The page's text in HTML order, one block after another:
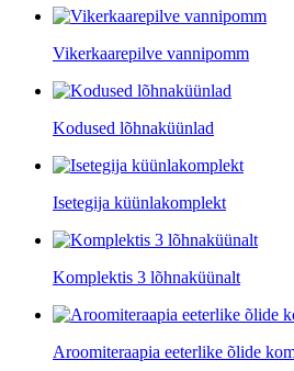
Vikerkaarepilve vannipomm
Kodused lõhnaküünlad
Isetegija küünlakomplekt
Komplektis 3 lõhnaküünalt
Aroomiteraapia eeterlike õlide